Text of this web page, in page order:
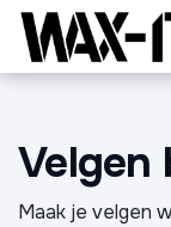
Overslaan naar
Velgen
Maak je velgen